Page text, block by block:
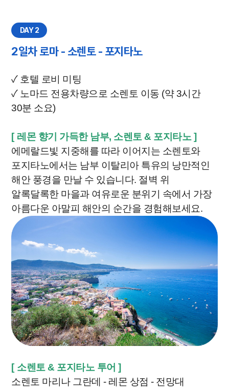
DAY 2
2일차 로마 - 소렌토 - 포지타노
✓ 호텔 로비 미팅
✓ 노마드 전용차량으로 소렌토 이동 (약 3시간
30분 소요)
[ 레몬 향기 가득한 남부, 소렌토 & 포지타노]
에메랄드빛 지중해를 따라 이어지는 소렌토와
포지타노에서는 남부 이탈리아 특유의 낭만적인
해안 풍경을 만날 수 있습니다. 절벽 위
알록달록한 마을과 여유로운 분위기 속에서 가장
아름다운 아말피 해안의 순간을 경험해보세요.
[ 소렌토 & 포지타노 투어]
소렌토 마리나 그란데 - 레몬 상점 - 전망대